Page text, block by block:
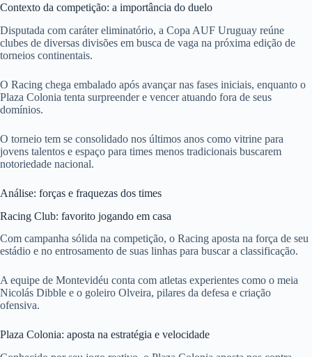
Contexto da competição: a importância do duelo
Disputada com caráter eliminatório, a Copa AUF Uruguay reúne
clubes de diversas divisões em busca de vaga na próxima edição de
torneios continentais.
O Racing chega embalado após avançar nas fases iniciais, enquanto o
Plaza Colonia tenta surpreender e vencer atuando fora de seus
domínios.
O torneio tem se consolidado nos últimos anos como vitrine para
jovens talentos e espaço para times menos tradicionais buscarem
notoriedade nacional.
Análise: forças e fraquezas dos times
Racing Club: favorito jogando em casa
Com campanha sólida na competição, o Racing aposta na força de seu
estádio e no entrosamento de suas linhas para buscar a classificação.
A equipe de Montevidéu conta com atletas experientes como o meia
Nicolás Dibble e o goleiro Olveira, pilares da defesa e criação
ofensiva.
Plaza Colonia: aposta na estratégia e velocidade